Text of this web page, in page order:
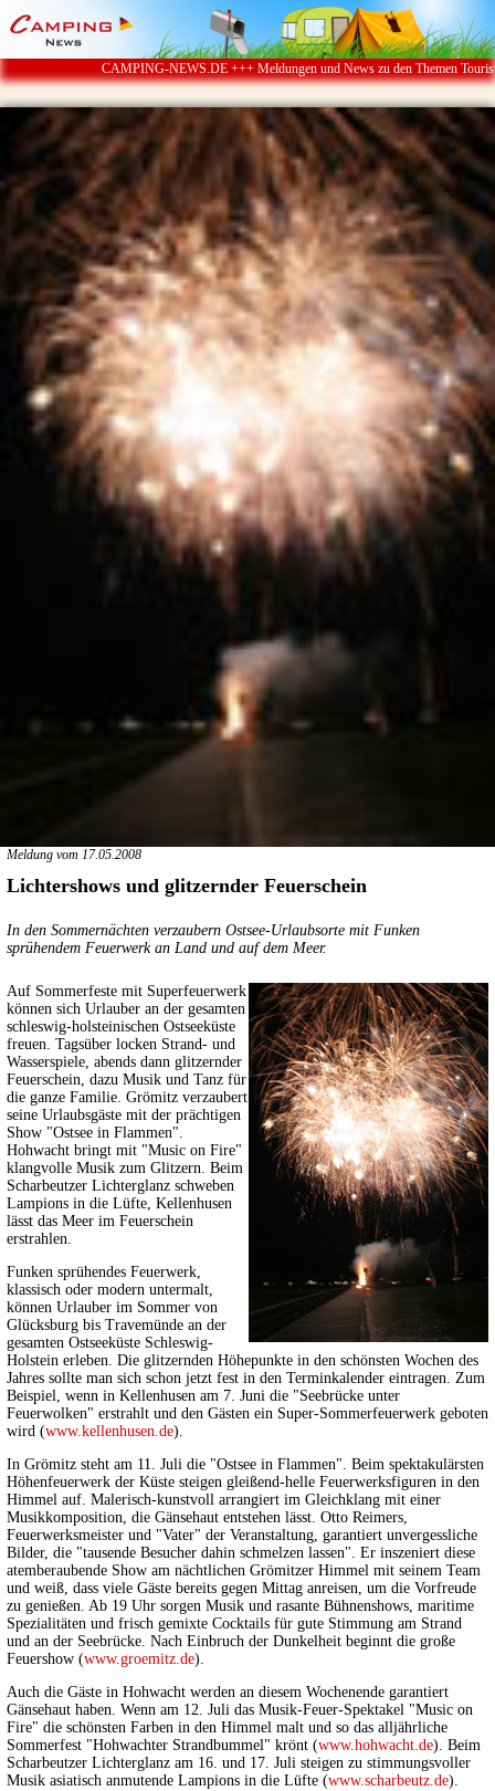
CAMPING-NEWS.DE +++ Meldungen und News zu den Themen Touristik
Meldung vom 17.05.2008
Lichtershows und glitzernder Feuerschein
In den Sommernächten verzaubern Ostsee-Urlaubsorte mit Funken
sprühendem Feuerwerk an Land und auf dem Meer.
Auf Sommerfeste mit Superfeuerwerk
können sich Urlauber an der gesamten
schleswig-holsteinischen Ostseeküste
freuen. Tagsüber locken Strand- und
Wasserspiele, abends dann glitzernder
Feuerschein, dazu Musik und Tanz für
die ganze Familie. Grömitz verzaubert
seine Urlaubsgäste mit der prächtigen
Show "Ostsee in Flammen".
Hohwacht bringt mit "Music on Fire"
klangvolle Musik zum Glitzern. Beim
Scharbeutzer Lichterglanz schweben
Lampions in die Lüfte, Kellenhusen
lässt das Meer im Feuerschein
erstrahlen.
Funken sprühendes Feuerwerk,
klassisch oder modern untermalt,
können Urlauber im Sommer von
Glücksburg bis Travemünde an der
gesamten Ostseeküste Schleswig-
Holstein erleben. Die glitzernden Höhepunkte in den schönsten Wochen des
Jahres sollte man sich schon jetzt fest in den Terminkalender eintragen. Zum
Beispiel, wenn in Kellenhusen am 7. Juni die "Seebrücke unter
Feuerwolken" erstrahlt und den Gästen ein Super-Sommerfeuerwerk geboten
wird (www.kellenhusen.de).
In Grömitz steht am 11. Juli die "Ostsee in Flammen". Beim spektakulärsten
Höhenfeuerwerk der Küste steigen gleißend-helle Feuerwerksfiguren in den
Himmel auf. Malerisch-kunstvoll arrangiert im Gleichklang mit einer
Musikkomposition, die Gänsehaut entstehen lässt. Otto Reimers,
Feuerwerksmeister und "Vater" der Veranstaltung, garantiert unvergessliche
Bilder, die "tausende Besucher dahin schmelzen lassen". Er inszeniert diese
atemberaubende Show am nächtlichen Grömitzer Himmel mit seinem Team
und weiß, dass viele Gäste bereits gegen Mittag anreisen, um die Vorfreude
zu genießen. Ab 19 Uhr sorgen Musik und rasante Bühnenshows, maritime
Spezialitäten und frisch gemixte Cocktails für gute Stimmung am Strand
und an der Seebrücke. Nach Einbruch der Dunkelheit beginnt die große
Feuershow (www.groemitz.de).
Auch die Gäste in Hohwacht werden an diesem Wochenende garantiert
Gänsehaut haben. Wenn am 12. Juli das Musik-Feuer-Spektakel "Music on
Fire" die schönsten Farben in den Himmel malt und so das alljährliche
Sommerfest "Hohwachter Strandbummel" krönt (www.hohwacht.de). Beim
Scharbeutzer Lichterglanz am 16. und 17. Juli steigen zu stimmungsvoller
Musik asiatisch anmutende Lampions in die Lüfte (www.scharbeutz.de).